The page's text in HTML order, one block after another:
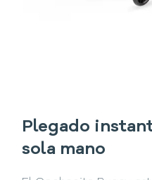
Plegado
sola mano